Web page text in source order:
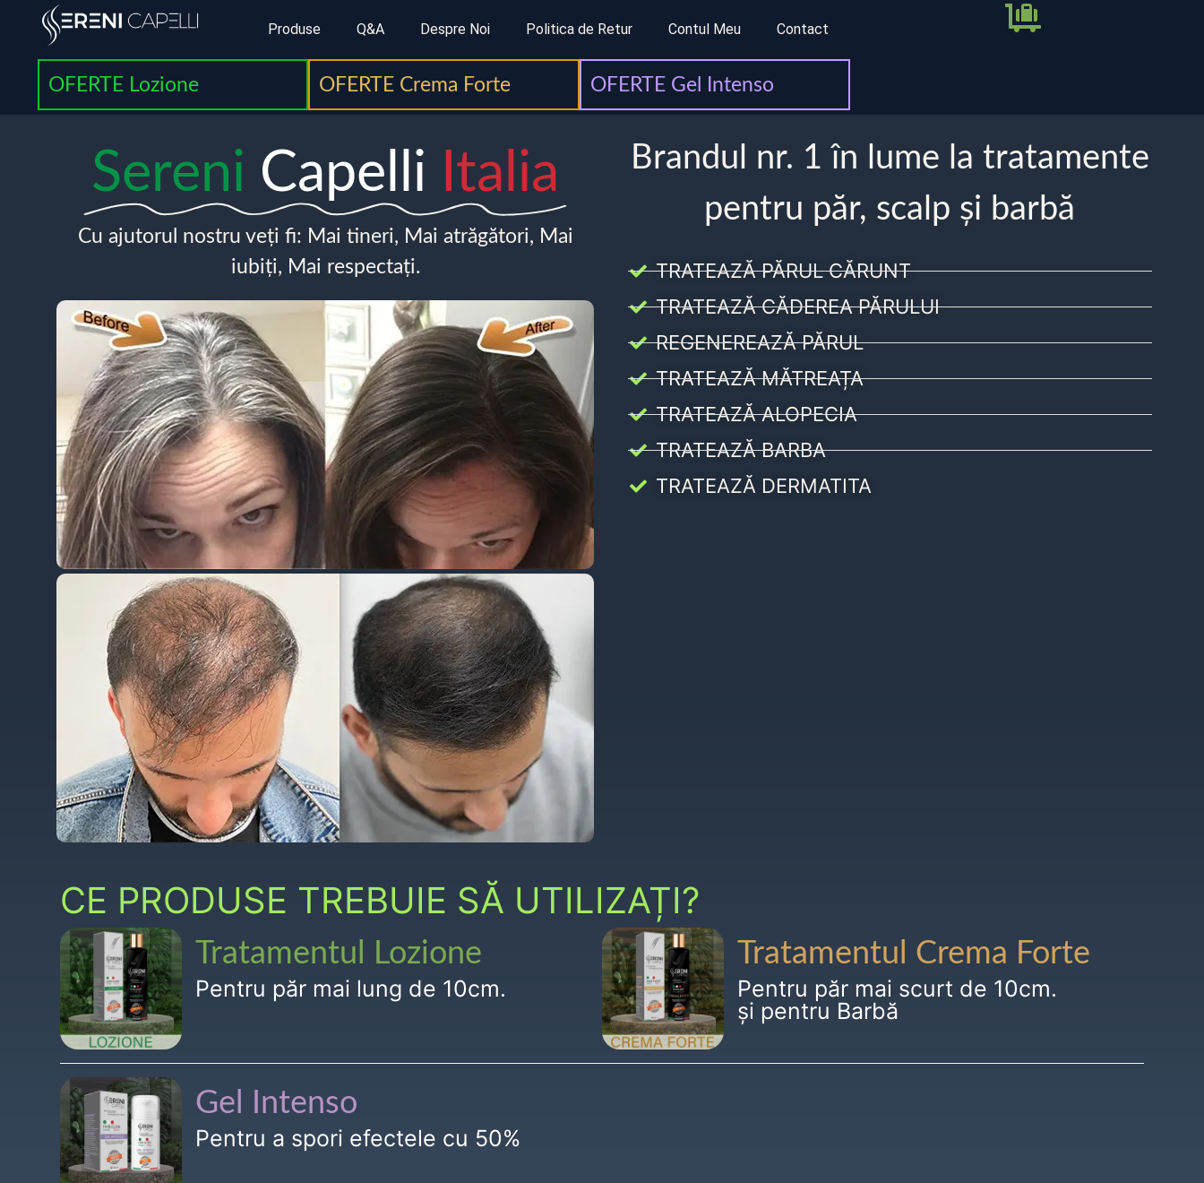
Produse Q&A Despre Noi Politica de Retur Contul Meu Contact
OFERTE Lozione OFERTE Crema Forte OFERTE Gel Intenso
Sereni Capelli Italia
Cu ajutorul nostru veți fi: Mai tineri, Mai atrăgători, Mai
iubiți, Mai respectați.
Brandul nr. 1 în lume la tratamente
pentru păr, scalp și barbă
TRATEAZĂ PĂRUL CĂRUNT
TRATEAZĂ CĂDEREA PĂRULUI
REGENEREAZĂ PĂRUL
TRATEAZĂ MĂTREAȚA
TRATEAZĂ ALOPECIA
TRATEAZĂ BARBA
TRATEAZĂ DERMATITA
CE PRODUSE TREBUIE SĂ UTILIZAȚI?
Tratamentul Lozione
Pentru păr mai lung de 10cm.
Tratamentul Crema Forte
Pentru păr mai scurt de 10cm.
și pentru Barbă
Gel Intenso
Pentru a spori efectele cu 50%